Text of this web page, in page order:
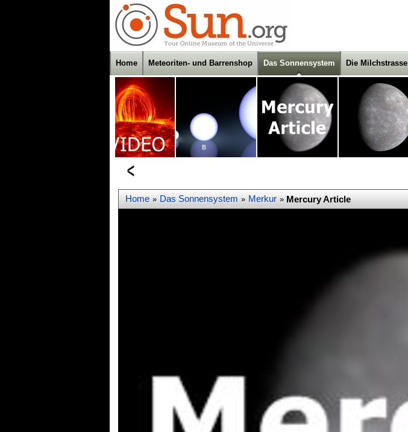
Home Meteoriten- und Barrenshop Das Sonnensystem Die Milchstrasse
Home » Das Sonnensystem » Merkur » Mercury Article